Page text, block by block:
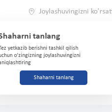
Joylashuvingizni
tanlang
yetkazib berishni tashkil qilish
o'zingizning joylashuvingizni
Shaharni tanlang
200-03-03